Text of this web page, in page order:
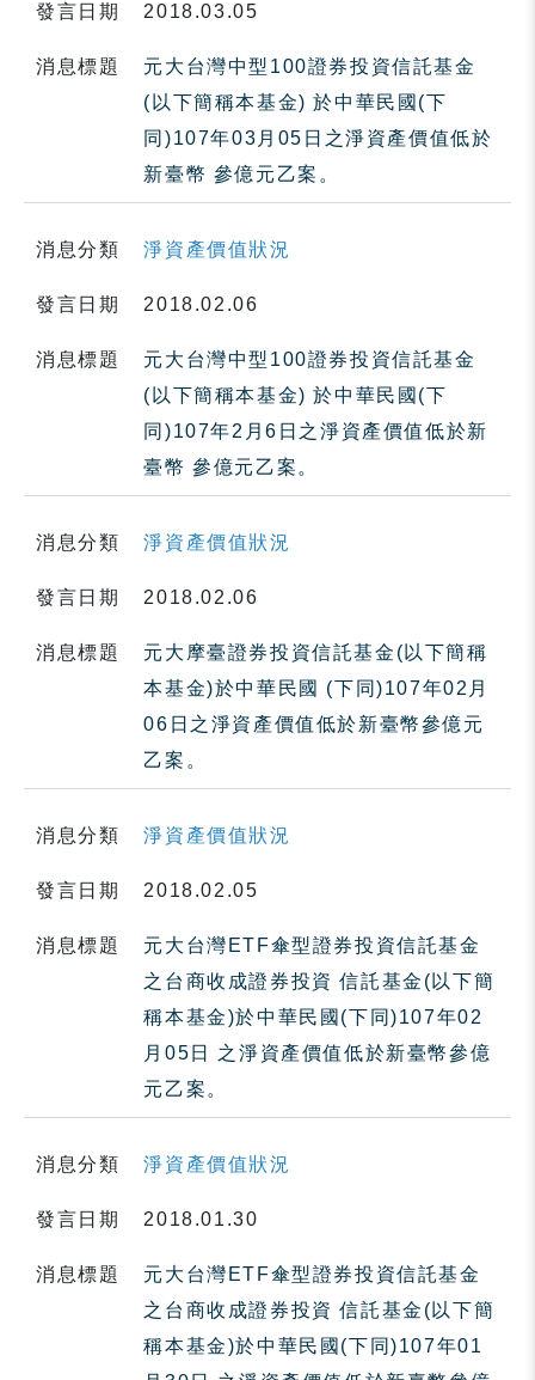
發言日期 2018.03.05
消息標題
元大台灣中型100證券投資信託基金
(以下簡稱本基金) 於中華民國(下
同)107年03月05日之淨資產價值低於
新臺幣 參億元乙案。
消息分類 淨資產價值狀況
發言日期 2018.02.06
消息標題
元大台灣中型100證券投資信託基金
(以下簡稱本基金) 於中華民國(下
同)107年2月6日之淨資產價值低於新
臺幣 參億元乙案。
消息分類 淨資產價值狀況
發言日期 2018.02.06
消息標題
元大摩臺證券投資信託基金(以下簡稱
本基金)於中華民國 (下同)107年02月
06日之淨資產價值低於新臺幣參億元
乙案。
消息分類 淨資產價值狀況
發言日期 2018.02.05
消息標題
元大台灣ETF傘型證券投資信託基金
之台商收成證券投資 信託基金(以下簡
稱本基金)於中華民國(下同)107年02
月05日 之淨資產價值低於新臺幣參億
元乙案。
消息分類 淨資產價值狀況
發言日期 2018.01.30
消息標題
元大台灣ETF傘型證券投資信託基金
之台商收成證券投資 信託基金(以下簡
稱本基金)於中華民國(下同)107年01